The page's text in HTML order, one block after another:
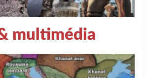
multimédia